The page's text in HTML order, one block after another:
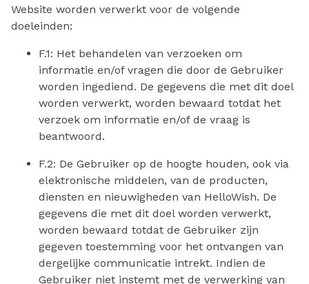
Website worden verwerkt voor de volgende
doeleinden:
F.1: Het behandelen van verzoeken om
informatie en/of vragen die door de Gebruiker
worden ingediend. De gegevens die met dit doel
worden verwerkt, worden bewaard totdat het
verzoek om informatie en/of de vraag is
beantwoord.
F.2: De Gebruiker op de hoogte houden, ook via
elektronische middelen, van de producten,
diensten en nieuwigheden van HelloWish. De
gegevens die met dit doel worden verwerkt,
worden bewaard totdat de Gebruiker zijn
gegeven toestemming voor het ontvangen van
dergelijke communicatie intrekt. Indien de
Gebruiker niet instemt met de verwerking van